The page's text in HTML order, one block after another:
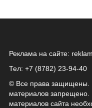
Реклама на сайте:
Тел: +7 (8782) 23‑94‑40
© Все права защищены.
материалов запрещено.
материалов сайта